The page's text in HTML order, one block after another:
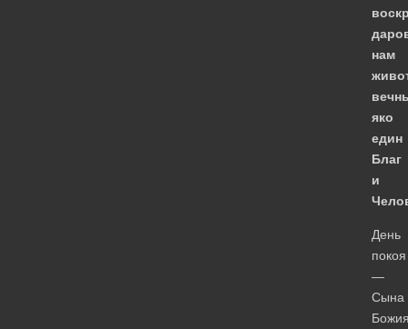
нам
яко
един
Благ
и
День
покоя
—
Сына